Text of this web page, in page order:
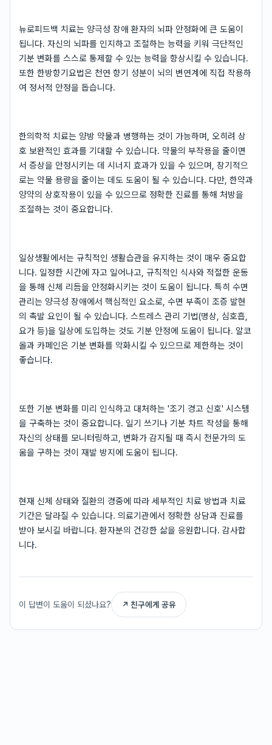
뉴로피드백 치료는 양극성 장애 환자의 뇌파 안정화에 큰 도움이
됩니다. 자신의 뇌파를 인지하고 조절하는 능력을 키워 극단적인
기분 변화를 스스로 통제할 수 있는 능력을 향상시킬 수 있습니다.
또한 한방향기요법은 천연 향기 성분이 뇌의 변연계에 직접 작용하
여 정서적 안정을 돕습니다.
한의학적 치료는 양방 약물과 병행하는 것이 가능하며, 오히려 상
호 보완적인 효과를 기대할 수 있습니다. 약물의 부작용을 줄이면
서 증상을 안정시키는 데 시너지 효과가 있을 수 있으며, 장기적으
로는 약물 용량을 줄이는 데도 도움이 될 수 있습니다. 다만, 한약과
양약의 상호작용이 있을 수 있으므로 정확한 진료를 통해 처방을
조절하는 것이 중요합니다.
일상생활에서는 규칙적인 생활습관을 유지하는 것이 매우 중요합
니다. 일정한 시간에 자고 일어나고, 규칙적인 식사와 적절한 운동
을 통해 신체 리듬을 안정화시키는 것이 도움이 됩니다. 특히 수면
관리는 양극성 장애에서 핵심적인 요소로, 수면 부족이 조증 발현
의 촉발 요인이 될 수 있습니다. 스트레스 관리 기법(명상, 심호흡,
요가 등)을 일상에 도입하는 것도 기분 안정에 도움이 됩니다. 알코
올과 카페인은 기분 변화를 악화시킬 수 있으므로 제한하는 것이
좋습니다.
또한 기분 변화를 미리 인식하고 대처하는 '조기 경고 신호' 시스템
을 구축하는 것이 중요합니다. 일기 쓰기나 기분 차트 작성을 통해
자신의 상태를 모니터링하고, 변화가 감지될 때 즉시 전문가의 도
움을 구하는 것이 재발 방지에 도움이 됩니다.
현재 신체 상태와 질환의 경중에 따라 세부적인 치료 방법과 치료
기간은 달라질 수 있습니다. 의료기관에서 정확한 상담과 진료를
받아 보시길 바랍니다. 환자분의 건강한 삶을 응원합니다. 감사합
니다.
이 답변이 도움이 되셨나요? ↗ 친구에게 공유